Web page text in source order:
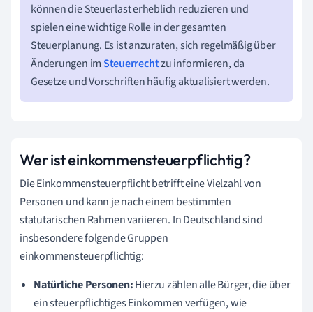
können die Steuerlast erheblich reduzieren und
spielen eine wichtige Rolle in der gesamten
Steuerplanung. Es ist anzuraten, sich regelmäßig über
Änderungen imSteuerrechtzu informieren, da
Gesetze und Vorschriften häufig aktualisiert werden.
Wer ist einkommensteuerpflichtig?
Die Einkommensteuerpflicht betrifft eine Vielzahl von
Personen und kann je nach einem bestimmten
statutarischen Rahmen variieren. In Deutschland sind
insbesondere folgende Gruppen
einkommensteuerpflichtig:
Natürliche Personen:Hierzu zählen alle Bürger, die über
ein steuerpflichtiges Einkommen verfügen, wie